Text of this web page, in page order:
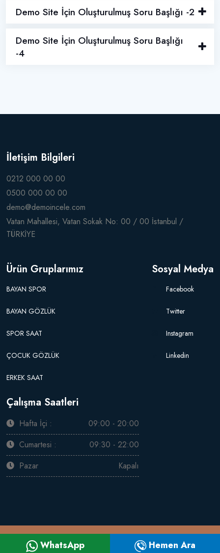
Demo Site İçin Oluşturulmuş Soru Başlığı -2
Demo Site İçin Oluşturulmuş Soru Başlığı
-4
İletişim Bilgileri
0212 000 00 00
0500 000 00 00
demo@demoincele.com
Vatan Mahallesi, Vatan Sokak No: 00 / 00 İstanbul /
TÜRKİYE
Ürün Gruplarımız
BAYAN SPOR
BAYAN GÖZLÜK
SPOR SAAT
ÇOCUK GÖZLÜK
ERKEK SAAT
Sosyal Medya
Facebook
Twitter
Instagram
Linkedin
Çalışma Saatleri
Hafta İçi :
09:00 - 20:00
Cumartesi :
09:30 - 22:00
Pazar
Kapalı
Saat / Gözlük Firma Web Paketi Special v6.0 YAPIMCI FİRMA
WhatsApp Hemen Ara